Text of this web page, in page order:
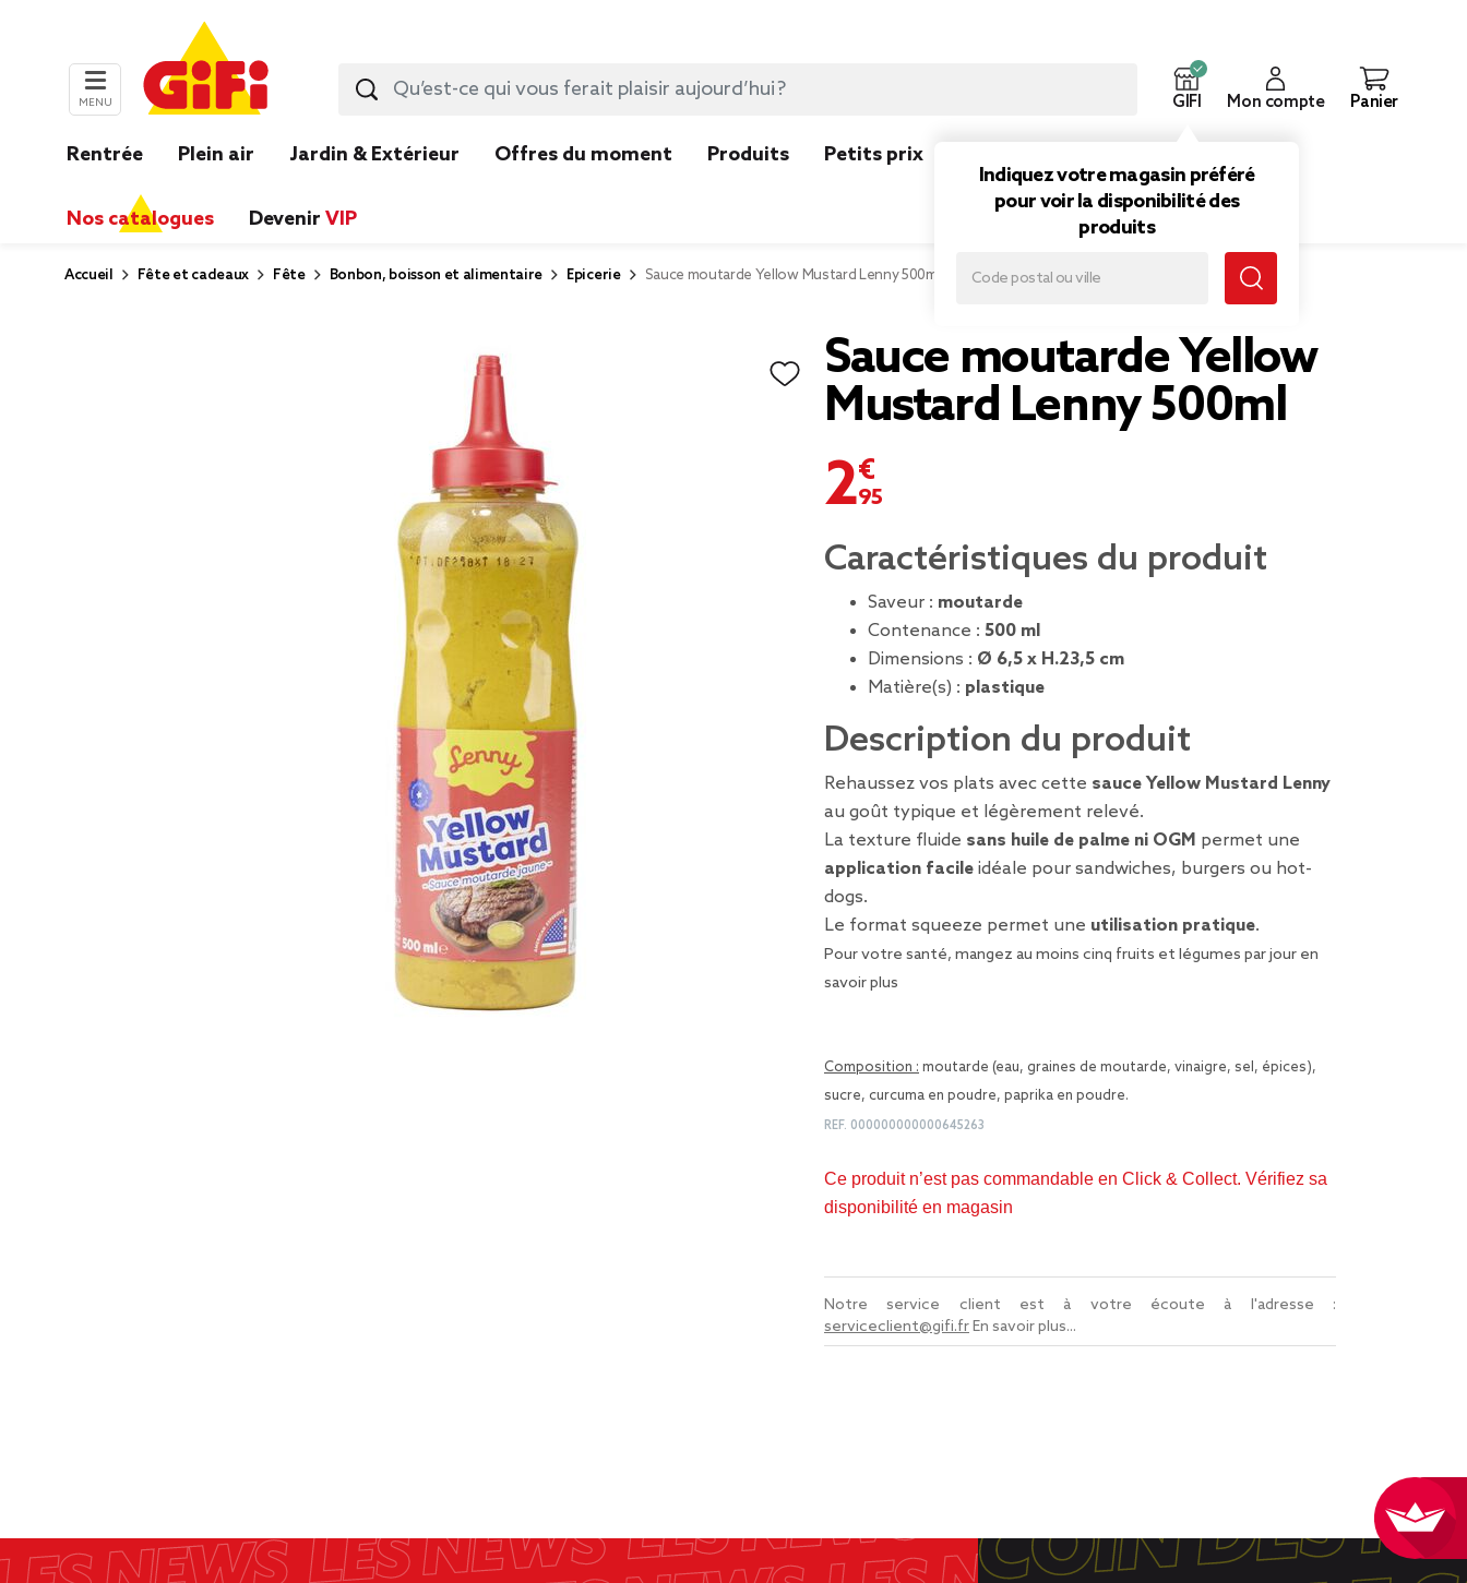
MENU GIFI
Indiquez votre magasin préféré
pour voir la disponibilité des
produits
Mon compte Panier
Rentrée Plein air Jardin & Extérieur Offres du moment Produits Petits prix
Nos catalogues Devenir VIP
Accueil Fête et cadeaux Fête Bonbon, boisson et alimentaire Epicerie Sauce moutarde Yellow Mustard Lenny 500ml
Sauce moutarde Yellow
Mustard Lenny 500ml
2,95 €
Caractéristiques du produit
Saveur : moutarde
Contenance : 500 ml
Dimensions : Ø 6,5 x H.23,5 cm
Matière(s) : plastique
Description du produit
Rehaussez vos plats avec cette sauce Yellow Mustard Lenny
au goût typique et légèrement relevé.
La texture fluide sans huile de palme ni OGM permet une
application facile idéale pour sandwiches, burgers ou hot-
dogs.
Le format squeeze permet une utilisation pratique.
Pour votre santé, mangez au moins cinq fruits et légumes par jour en
savoir plus
Composition : moutarde (eau, graines de moutarde, vinaigre, sel, épices),
sucre, curcuma en poudre, paprika en poudre.
REF. 000000000000645263
Ce produit n’est pas commandable en Click & Collect. Vérifiez sa
disponibilité en magasin
Notre service client est à votre écoute à l'adresse :
serviceclient@gifi.frEn savoir plus...